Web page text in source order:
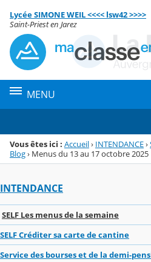
Menu de la rubrique
Contenu
Lycée SIMONE WEIL <<<< lsw42 >>>>
Saint-Priest en Jarez
MENU
Vous êtes ici : Accueil› INTENDANCE›
Blog› Menus du 13 au 17 octobre 2025
INTENDANCE
SELF Les menus de la semaine
SELF Créditer sa carte de cantine
Service des bourses et de la demi-